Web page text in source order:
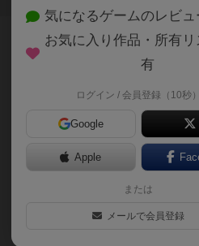
323名 0名 約1年前
1人から遊ぶことができる協力
英雄たちがショッピングモー
（！）した後に捕まる事無く
う、ある意味とんでもないゲー
プレイヤー達は、英雄たちを
を新たに配置する・階段を設
雄たちをテレポートさせる、
気になるゲームのレビュ
お気に入り作品・所有
有
ログイン / 会員登録（10秒）
Google
Apple
または
メールで会員登録